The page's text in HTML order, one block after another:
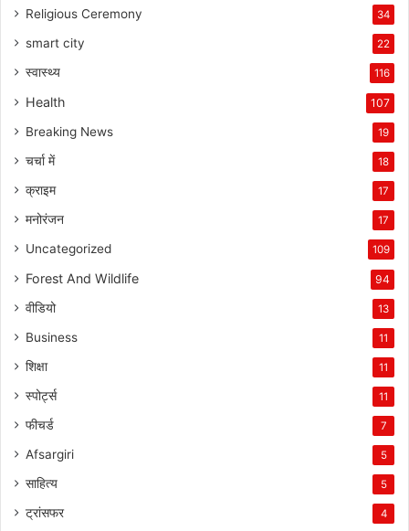
Religious Ceremony 34
smart city 22
स्वास्थ्य 116
Health 107
Breaking News 19
चर्चा में 18
क्राइम 17
मनोरंजन 17
Uncategorized 109
Forest And Wildlife 94
वीडियो 13
Business 11
शिक्षा 11
स्पोर्ट्स 11
फीचर्ड 7
Afsargiri 5
साहित्य 5
ट्रांसफर 4